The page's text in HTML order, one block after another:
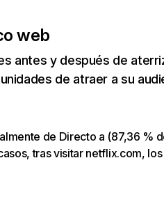
web
antes y después de
de atraer a su
de Directo a (87,36 %
tras visitar netflix.com,